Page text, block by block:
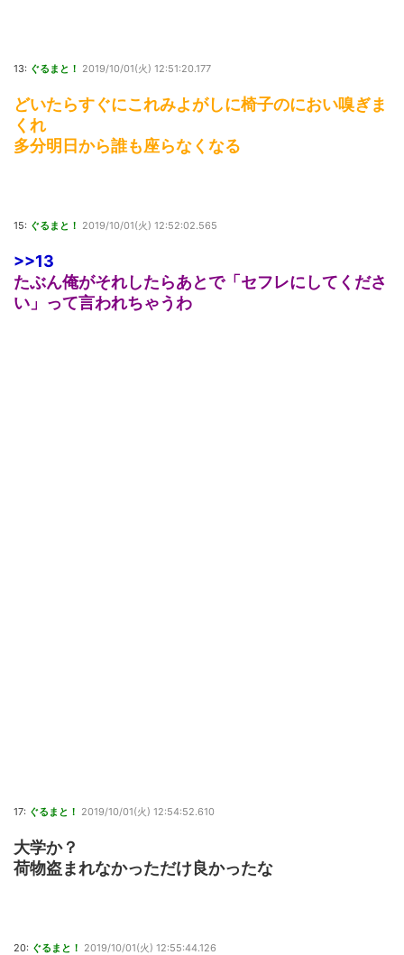
13: ぐるまと！ 2019/10/01(火) 12:51:20.177
どいたらすぐにこれみよがしに椅子のにおい嗅ぎま
くれ
多分明日から誰も座らなくなる
15: ぐるまと！ 2019/10/01(火) 12:52:02.565
>>13
たぶん俺がそれしたらあとで「セフレにしてくださ
い」って言われちゃうわ
17: ぐるまと！ 2019/10/01(火) 12:54:52.610
大学か？
荷物盗まれなかっただけ良かったな
20: ぐるまと！ 2019/10/01(火) 12:55:44.126